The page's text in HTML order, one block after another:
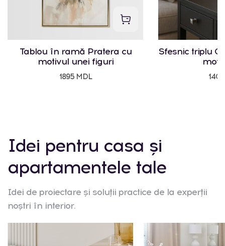
Tablou în ramă Pratera cu
motivul unei figuri
1895 MDL
Sfesnic triplu
Idei pentru casa și
apartamentele tale
Idei de proiectare și soluții practice de la experții
noștri în interior.